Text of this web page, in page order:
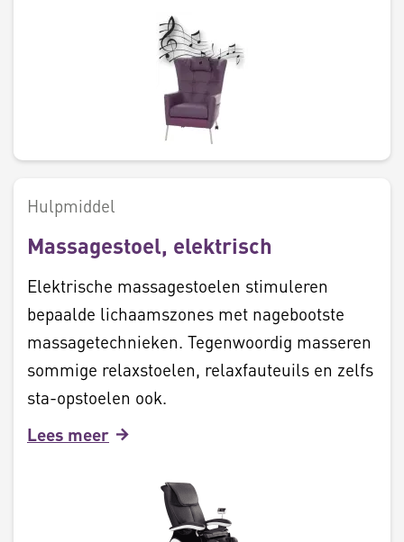
Hulpmiddel
Massagestoel, elektrisch
Elektrische massagestoelen stimuleren
bepaalde lichaamszones met nagebootste
massagetechnieken. Tegenwoordig masseren
sommige relaxstoelen, relaxfauteuils en zelfs
sta-opstoelen ook.
Lees meer